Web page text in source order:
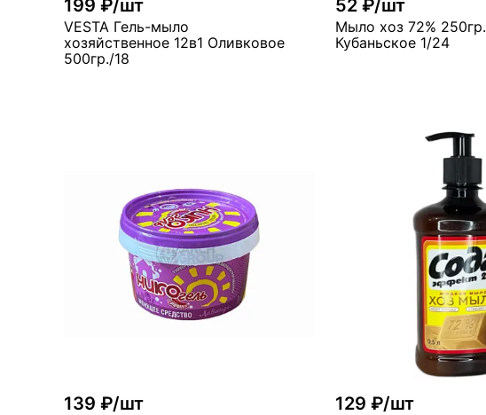
199 ₽/шт
VESTA Гель-мыло
хозяйственное 12в1 Оливковое
500гр./18
В корзину
много
52 ₽/шт
Мыло хоз 72% 250гр.
Кубаньское 1/24
много
139 ₽/шт 129 ₽/шт